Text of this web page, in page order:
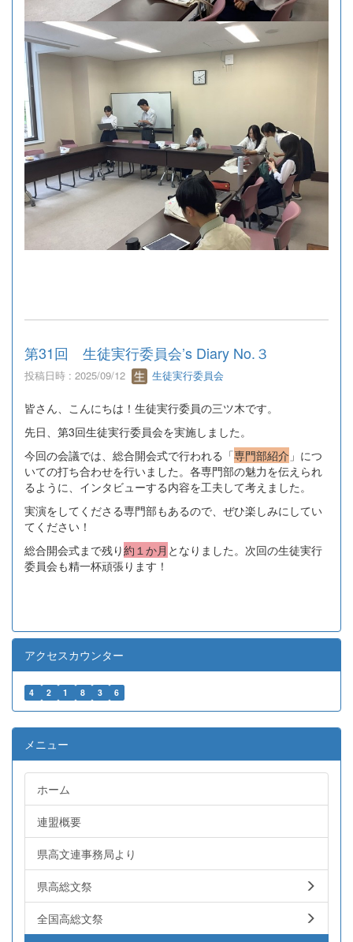
第31回 生徒実行委員会’s Diary No.３
投稿日時 : 2025/09/12 生徒実行委員会
皆さん、こんにちは！生徒実行委員の三ツ木です。
先日、第3回生徒実行委員会を実施しました。
今回の会議では、総合開会式で行われる「専門部紹介 」につ
いての打ち合わせを行いました。各専門部の魅力を伝えられ
るように、インタビューする内容を工夫して考えました。
実演をしてくださる専門部もあるので、ぜひ楽しみにしてい
てください！
総合開会式まで残り約１か月 となりました。次回の生徒実行
委員会も精一杯頑張ります！
アクセスカウンター
4 2 1 8 3 6
メニュー
ホーム
連盟概要
県高文連事務局より
県高総文祭
全国高総文祭